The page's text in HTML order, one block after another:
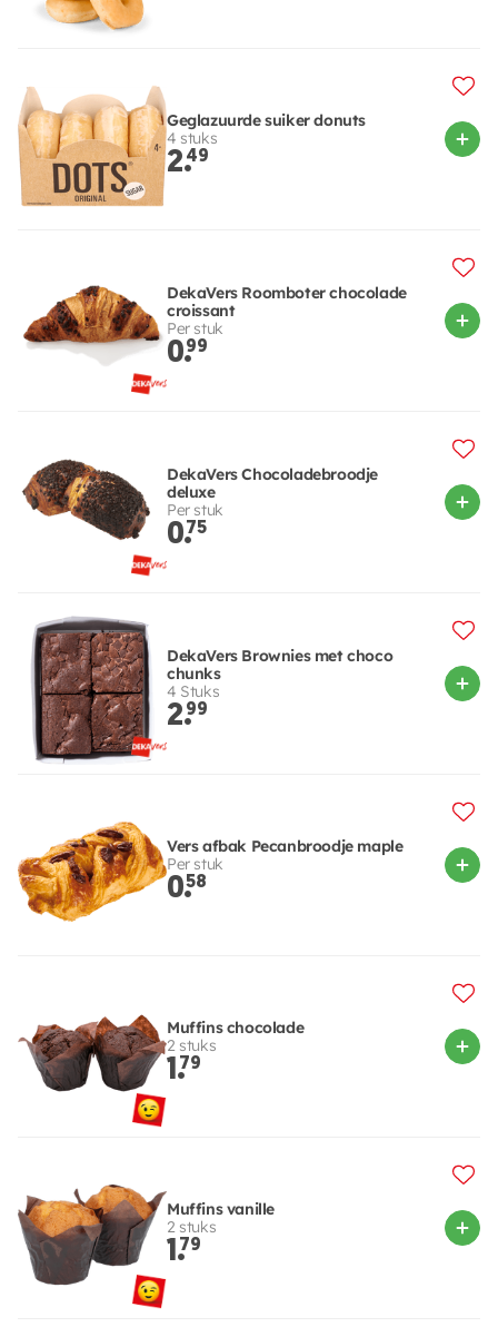
Geglazuurde suiker donuts
4 stuks
2.49
DekaVers Roomboter chocolade
croissant
Per stuk
0.99
DekaVers Chocoladebroodje
deluxe
Per stuk
0.75
DekaVers Brownies met choco
chunks
4 Stuks
2.99
Vers afbak Pecanbroodje maple
Per stuk
0.58
Muffins chocolade
2 stuks
1.79
Muffins vanille
2 stuks
1.79